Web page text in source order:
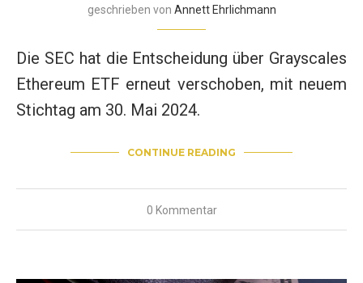
geschrieben von Annett Ehrlichmann
Die SEC hat die Entscheidung über Grayscales
Ethereum ETF erneut verschoben, mit neuem
Stichtag am 30. Mai 2024.
CONTINUE READING
0 Kommentar